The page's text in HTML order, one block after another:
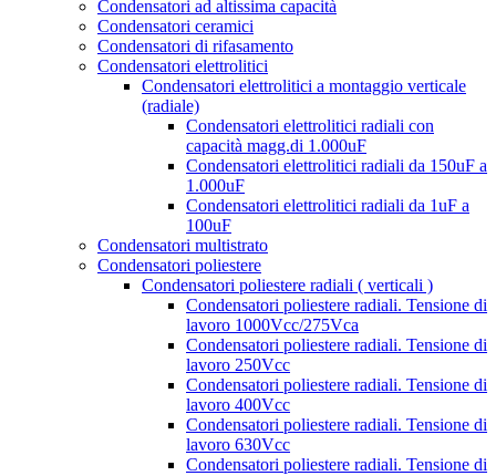
Condensatori ad altissima capacità
Condensatori ceramici
Condensatori di rifasamento
Condensatori elettrolitici
Condensatori elettrolitici a montaggio verticale
(radiale)
Condensatori elettrolitici radiali con
capacità magg.di 1.000uF
Condensatori elettrolitici radiali da 150uF a
1.000uF
Condensatori elettrolitici radiali da 1uF a
100uF
Condensatori multistrato
Condensatori poliestere
Condensatori poliestere radiali ( verticali )
Condensatori poliestere radiali. Tensione di
lavoro 1000Vcc/275Vca
Condensatori poliestere radiali. Tensione di
lavoro 250Vcc
Condensatori poliestere radiali. Tensione di
lavoro 400Vcc
Condensatori poliestere radiali. Tensione di
lavoro 630Vcc
Condensatori poliestere radiali. Tensione di